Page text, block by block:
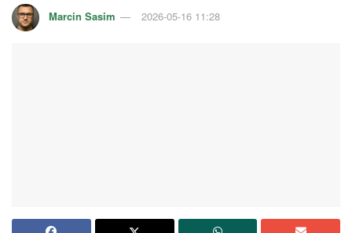
Marcin Sasim 2026-05-16 11:28